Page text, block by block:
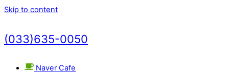
Skip to content
(033)635-0050
Naver Cafe